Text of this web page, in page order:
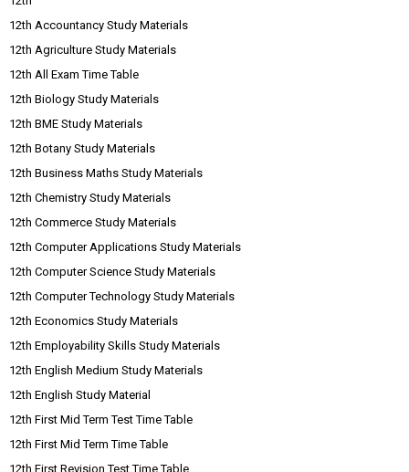
12th Accountancy Study Materials
12th Agriculture Study Materials
12th All Exam Time Table
12th Biology Study Materials
12th BME Study Materials
12th Botany Study Materials
12th Business Maths Study Materials
12th Chemistry Study Materials
12th Commerce Study Materials
12th Computer Applications Study Materials
12th Computer Science Study Materials
12th Computer Technology Study Materials
12th Economics Study Materials
12th Employability Skills Study Materials
12th English Medium Study Materials
12th English Study Material
12th First Mid Term Test Time Table
12th First Mid Term Time Table
12th First Revision Test Time Table